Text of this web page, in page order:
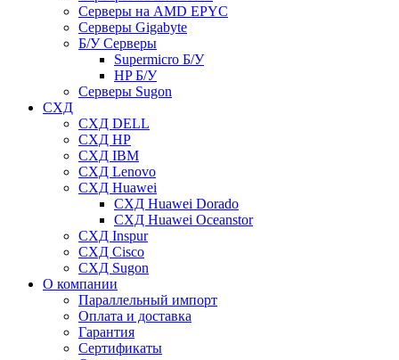
Серверы на AMD EPYC
Серверы Gigabyte
Б/У Серверы
Supermicro Б/У
HP Б/У
Серверы Sugon
СХД
СХД DELL
СХД HP
СХД IBM
СХД Lenovo
СХД Huawei
СХД Huawei Dorado
СХД Huawei Oceanstor
СХД Inspur
СХД Cisco
СХД Sugon
О компании
Параллельный импорт
Оплата и доставка
Гарантия
Сертификаты